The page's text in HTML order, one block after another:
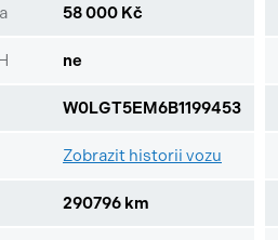
58 000 Kč
ne
W0LGT5EM6B1199453
Zobrazit historii vozu
290796 km